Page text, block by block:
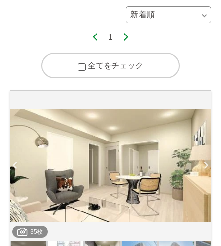
1
全てをチェック
35枚